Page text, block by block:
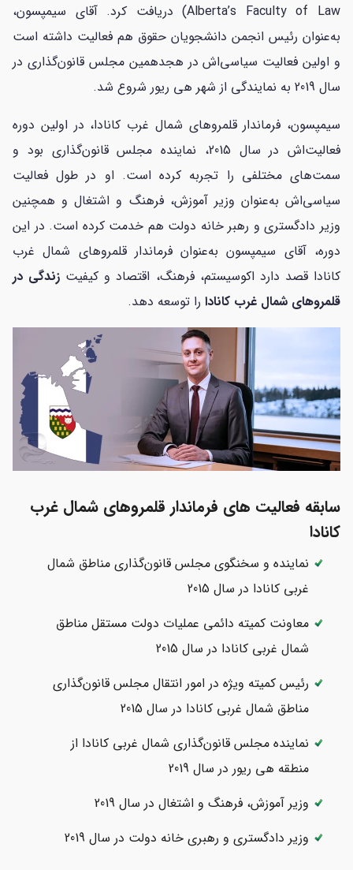
Alberta’s Faculty of Law) دریافت کرد. آقای سیمپسون،
به‌عنوان رئیس انجمن دانشجویان حقوق هم فعالیت داشته است
و اولین فعالیت سیاسی‌اش در هجدهمین مجلس قانون‌گذاری در
سال 2019 به نمایندگی از شهر هی ریور شروع شد.
سیمپسون، فرماندار قلمروهای شمال غرب کانادا، در اولین دوره
فعالیت‌اش در سال 2015، نماینده مجلس قانون‌گذاری بود و
سمت‌های مختلفی را تجربه کرده است. او در طول فعالیت
سیاسی‌اش به‌عنوان وزیر آموزش، فرهنگ و اشتغال و همچنین
وزیر دادگستری و رهبر خانه دولت هم خدمت کرده است. در این
دوره، آقای سیمپسون به‌عنوان فرماندار قلمروهای شمال غرب
کانادا قصد دارد اکوسیستم، فرهنگ، اقتصاد و کیفیت زندگی در
قلمروهای شمال غرب کانادا را توسعه دهد.
سابقه فعالیت های فرماندار قلمروهای شمال غرب
کانادا
نماینده و سخنگوی مجلس قانون‌گذاری مناطق شمال
غربی کانادا در سال 2015
معاونت کمیته دائمی عملیات دولت مستقل مناطق
شمال غربی کانادا در سال 2015
رئیس کمیته ویژه در امور انتقال مجلس قانون‌گذاری
مناطق شمال غربی کانادا در سال 2015
نماینده مجلس قانون‌گذاری شمال غربی کانادا از
منطقه هی ریور در سال 2019
وزیر آموزش، فرهنگ و اشتغال در سال 2019
وزیر دادگستری و رهبری خانه دولت در سال 2019